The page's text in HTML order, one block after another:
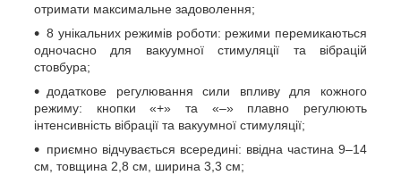
отримати максимальне задоволення;
8 унікальних режимів роботи: режими перемикаються
одночасно для вакуумної стимуляції та вібрацій
стовбура;
додаткове регулювання сили впливу для кожного
режиму: кнопки «+» та «–» плавно регулюють
інтенсивність вібрації та вакуумної стимуляції;
приємно відчувається всередині: ввідна частина 9–14
см, товщина 2,8 см, ширина 3,3 см;